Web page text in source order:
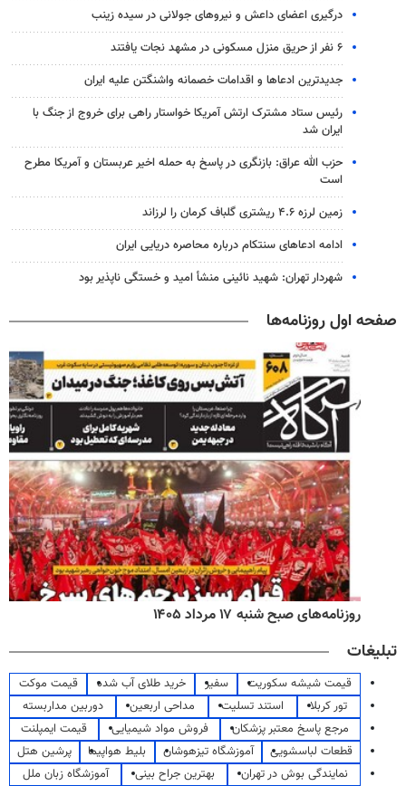
درگیری اعضای داعش و نیروهای جولانی در سیده زینب
۶ نفر از حریق منزل مسکونی در مشهد نجات یافتند
جدیدترین ادعاها و اقدامات خصمانه واشنگتن علیه ایران
رئیس ستاد مشترک ارتش آمریکا خواستار راهی برای خروج از جنگ با
ایران شد
حزب الله عراق: بازنگری در پاسخ به حمله اخیر عربستان و آمریکا مطرح
است
زمین لرزه ۴.۶ ریشتری گلباف کرمان را لرزاند
ادامه ادعاهای سنتکام درباره محاصره دریایی ایران
شهردار تهران: شهید نائینی منشأ امید و خستگی‌ ناپذیر بود
صفحه اول روزنامه‌ها
روزنامه‌های صبح شنبه ۱۷ مرداد ۱۴۰۵
تبلیغات
قیمت شیشه سکوریت سفیر خرید طلای آب شده
قیمت موکت
تور کربلا
استند تسلیت مداحی اربعین
دوربین مداربسته
مرجع پاسخ معتبر پزشکان
فروش مواد شیمیایی
قیمت ایمپلنت
قطعات لباسشویی
آموزشگاه تیزهوشان بلیط هواپیما
پرشین هتل
نمایندگی بوش در تهران
بهترین جراح بینی
آموزشگاه زبان ملل